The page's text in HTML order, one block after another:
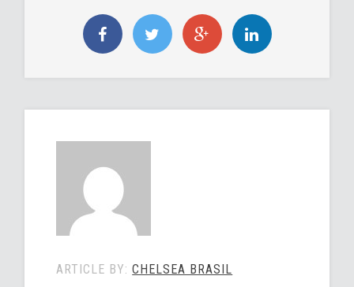
ARTICLE BY:CHELSEA BRASIL